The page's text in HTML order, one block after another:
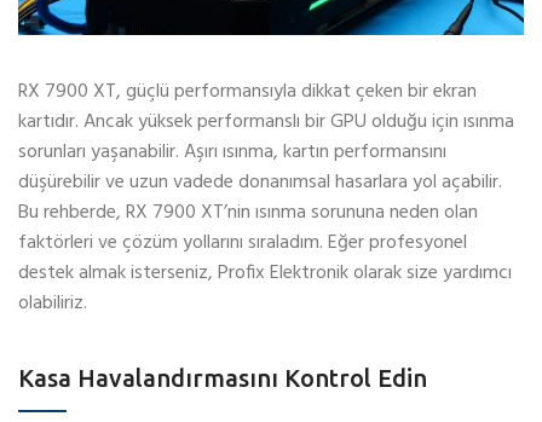
RX 7900 XT, güçlü performansıyla dikkat çeken bir ekran
kartıdır. Ancak yüksek performanslı bir GPU olduğu için ısınma
sorunları yaşanabilir. Aşırı ısınma, kartın performansını
düşürebilir ve uzun vadede donanımsal hasarlara yol açabilir.
Bu rehberde, RX 7900 XT’nin ısınma sorununa neden olan
faktörleri ve çözüm yollarını sıraladım. Eğer profesyonel
destek almak isterseniz, Profix Elektronik olarak size yardımcı
olabiliriz.
Kasa Havalandırmasını Kontrol Edin